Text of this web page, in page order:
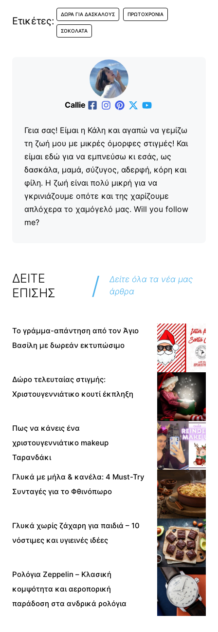
Ετικέτες:
ΔΏΡΑ ΓΙΑ ΔΑΣΚΆΛΟΥΣ ΠΡΩΤΟΧΡΟΝΙΆ
ΣΟΚΟΛΆΤΑ
Callie
Γεια σας! Είμαι η Κάλη και αγαπώ να γεμίζω
τη ζωή μου με μικρές όμορφες στιγμές! Και
είμαι εδώ για να εμπνεύσω κι εσάς, ως
δασκάλα, μαμά, σύζυγος, αδερφή, κόρη και
φίλη. Η ζωή είναι πολύ μικρή για να
γκρινιάζουμε οπότε και της χαρίζουμε
απλόχερα το χαμόγελό μας. Will you follow
me?
ΔΕΙΤΕ
ΕΠΙΣΗΣ
/
Δείτε όλα τα νέα μας
άρθρα
Το γράμμα-απάντηση από τον Άγιο
Βασίλη με δωρεάν εκτυπώσιμο
Δώρο τελευταίας στιγμής:
Χριστουγεννιάτικο κουτί έκπληξη
Πως να κάνεις ένα
χριστουγεννιάτικο makeup
Ταρανδάκι
Γλυκά με μήλα & κανέλα: 4 Must-Try
Συνταγές για το Φθινόπωρο
Γλυκά χωρίς ζάχαρη για παιδιά – 10
νόστιμες και υγιεινές ιδέες
Ρολόγια Zeppelin – Κλασική
κομψότητα και αεροπορική
παράδοση στα ανδρικά ρολόγια